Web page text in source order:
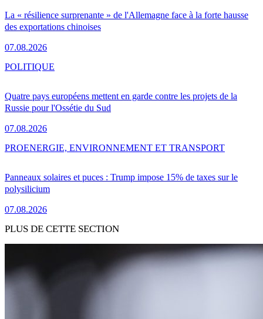
La « résilience surprenante » de l'Allemagne face à la forte hausse
des exportations chinoises
07.08.2026
Quatre pays européens mettent en garde contre les projets de la
Russie pour l'Ossétie du Sud
07.08.2026
POLITIQUE
Panneaux solaires et puces : Trump impose 15% de taxes sur le
polysilicium
07.08.2026
PROENERGIE, ENVIRONNEMENT ET TRANSPORT
PLUS DE CETTE SECTION